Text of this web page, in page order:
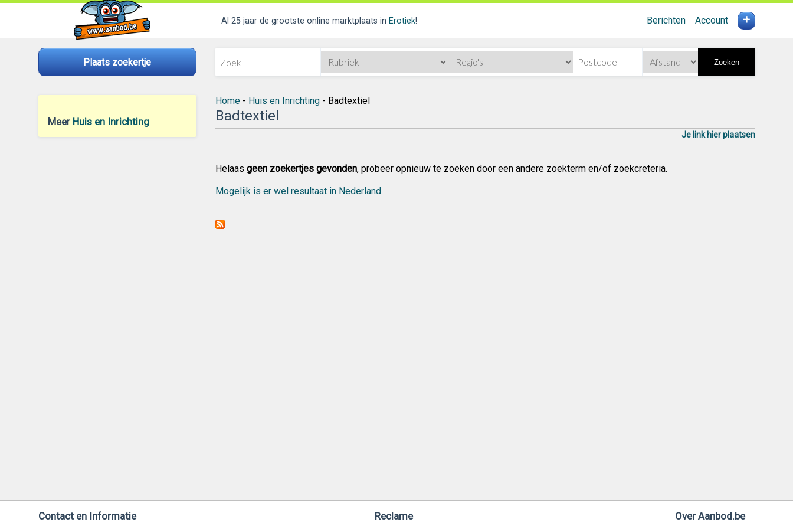
Al 25 jaar de grootste online marktplaats in Erotiek! Berichten Account +
Plaats zoekertje Zoeken
Meer Huis en Inrichting
Home- Huis en Inrichting- Badtextiel
Badtextiel
Je link hier plaatsen
Helaas geen zoekertjes gevonden, probeer opnieuw te zoeken door een andere zoekterm en/of zoekcreteria.
Mogelijk is er wel resultaat in Nederland
Contact en Informatie Reclame Over Aanbod.be